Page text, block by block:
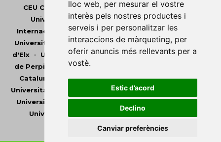
lloc web, per mesurar el vostre
interès pels nostres productes i
serveis i per personalitzar les
interaccions de màrqueting, per
oferir anuncis més rellevants per a
vostè.
Estic d’acord
Declino
Canviar preferències
CEU Cardenal Herrera•Universitat de Girona
Universitat de les Illes Balears•Universitat
Internacional de Catalunya •Universitat Jaume I
Universitat de Lleida•Universitat Miguel Hernández
d'Elx• Universitat Oberta de Catalunya•Universitat
de Perpinyà Via Domitia
Catalunya
Universitat Politècnica de València•
Universitat Pompeu Fabra
•Universitat Ramon Llull
Universitat Rovira i Virgili
•
Universitat de València
Universitat de Vic -
Universitat Central de Catalunya